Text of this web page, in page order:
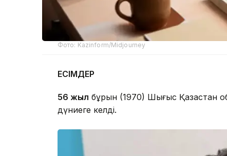
Фото: Kazinform/Midjourney
ЕСІМДЕР
56 жыл бұрын (1970) Шығыс Қазақстан
дүниеге келді.